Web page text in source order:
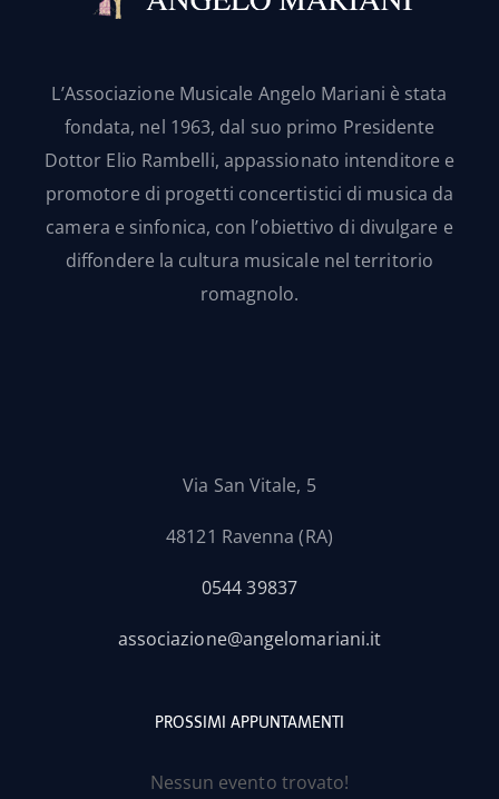
L’Associazione Musicale Angelo Mariani è stata
fondata, nel 1963, dal suo primo Presidente
Dottor Elio Rambelli, appassionato intenditore e
promotore di progetti concertistici di musica da
camera e sinfonica, con l’obiettivo di divulgare e
diffondere la cultura musicale nel territorio
romagnolo.
Via San Vitale, 5
48121 Ravenna (RA)
0544 39837
associazione@angelomariani.it
PROSSIMI APPUNTAMENTI
Nessun evento trovato!